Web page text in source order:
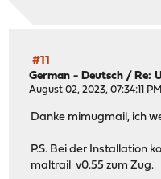
#11
German - Deutsch /Re:
August 02, 2023, 07:34:11 PM
Danke mimugmail, ich
P.S. Bei der Installation
maltrail v0.55 zum Zug.